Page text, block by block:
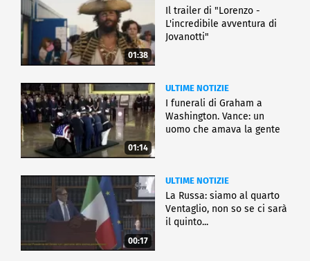
01:38
Il trailer di "Lorenzo -
L'incredibile avventura di
Jovanotti"
01:14
ULTIME NOTIZIE
I funerali di Graham a
Washington. Vance: un
uomo che amava la gente
00:17
ULTIME NOTIZIE
La Russa: siamo al quarto
Ventaglio, non so se ci sarà
il quinto...